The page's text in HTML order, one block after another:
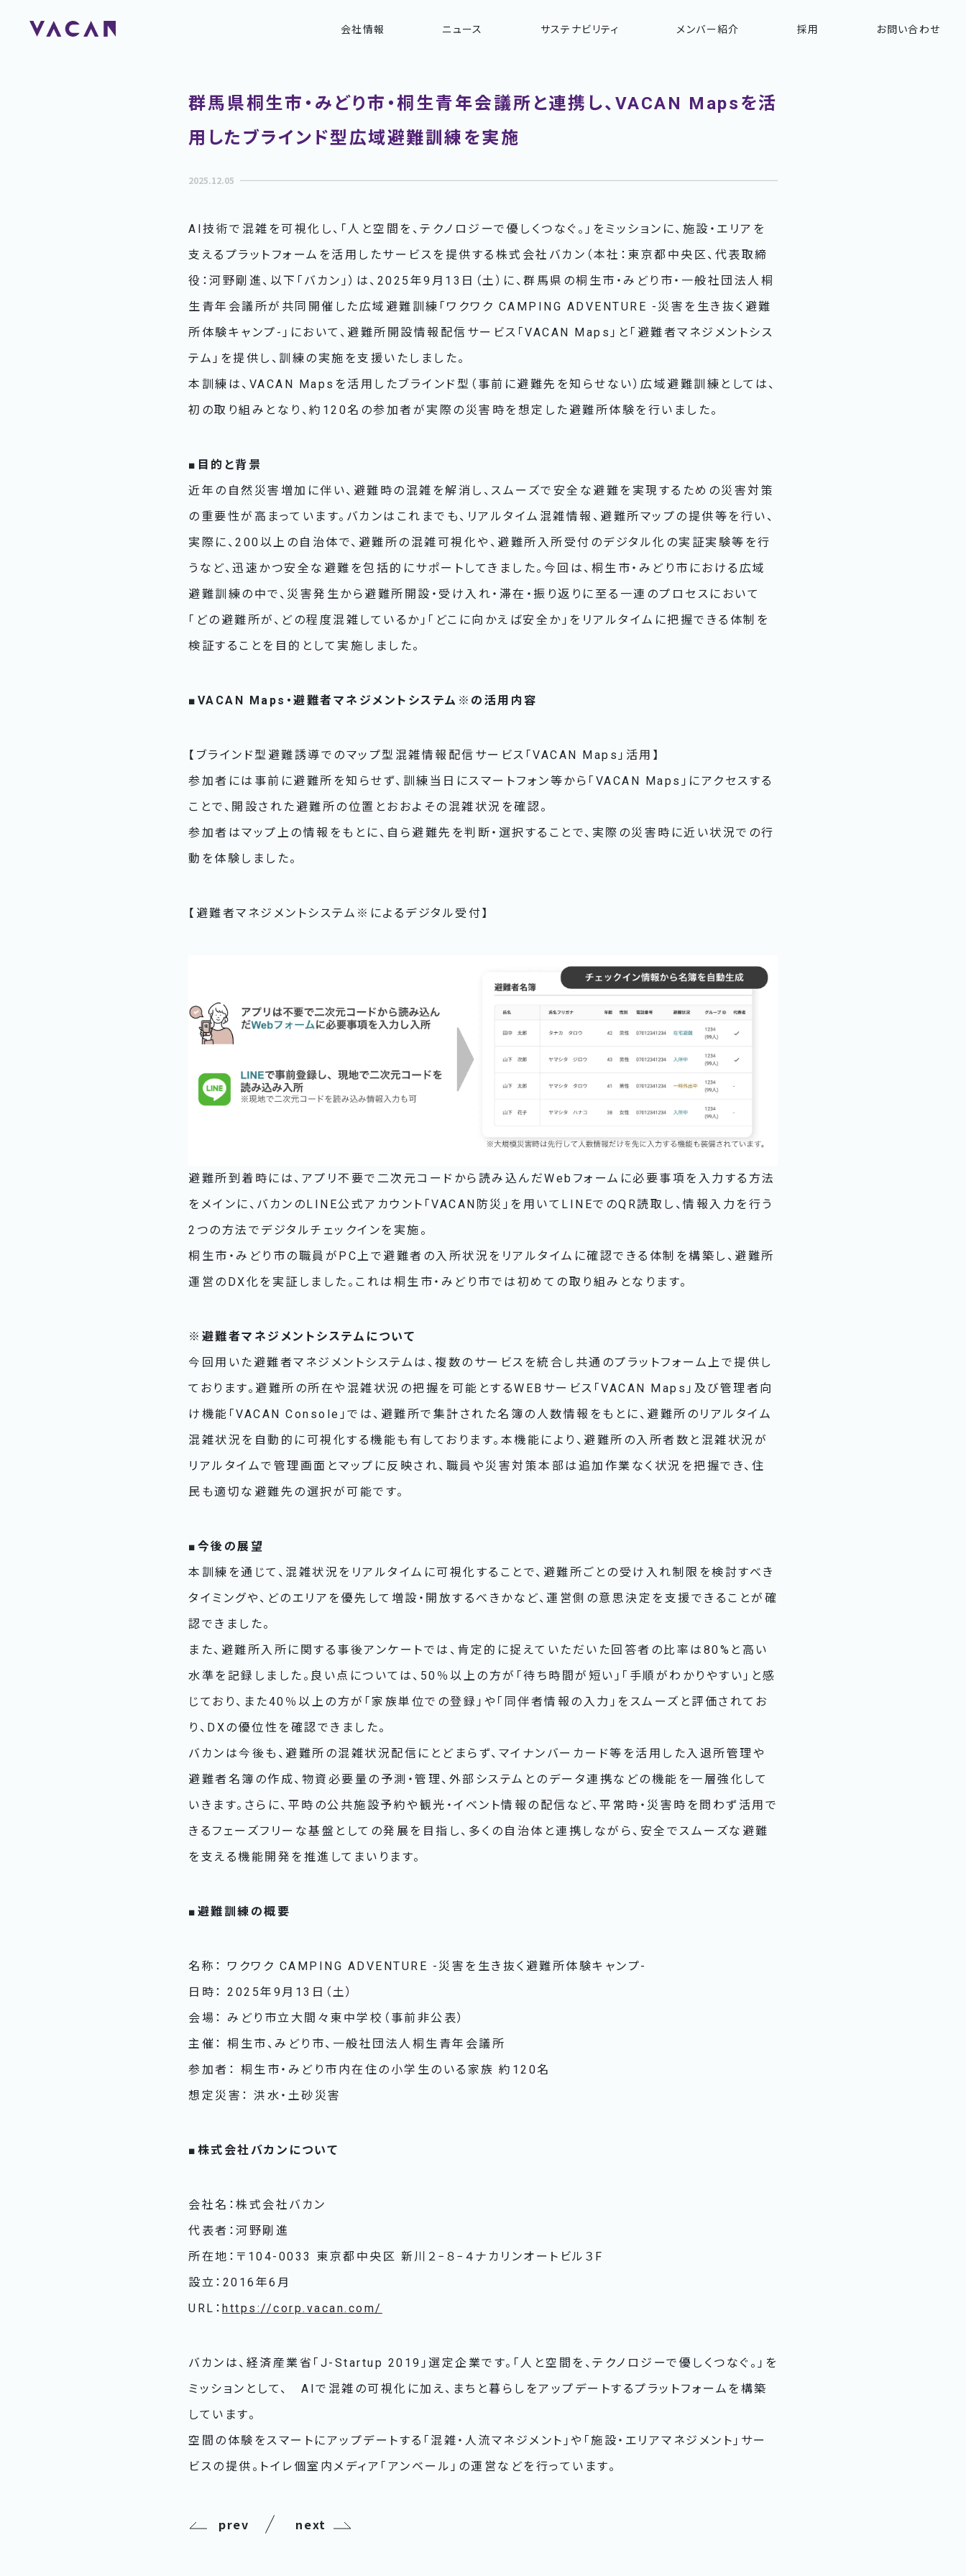
会社情報 ニュース サステナビリティ メンバー紹介 採用 お問い合わせ
群馬県桐生市・みどり市・桐生青年会議所と連携し、VACAN Mapsを活
用したブラインド型広域避難訓練を実施
2025.12.05
AI技術で混雑を可視化し、「人と空間を、テクノロジーで優しくつなぐ。」をミッションに、施設・エリアを
支えるプラットフォームを活用したサービスを提供する株式会社バカン（本社：東京都中央区、代表取締
役：河野剛進、以下「バカン」）は、2025年9月13日（土）に、群馬県の桐生市・みどり市・一般社団法人桐
生青年会議所が共同開催した広域避難訓練「ワクワク CAMPING ADVENTURE -災害を生き抜く避難
所体験キャンプ-」において、避難所開設情報配信サービス「VACAN Maps」と「避難者マネジメントシス
テム」を提供し、訓練の実施を支援いたしました。
本訓練は、VACAN Mapsを活用したブラインド型（事前に避難先を知らせない）広域避難訓練としては、
初の取り組みとなり、約120名の参加者が実際の災害時を想定した避難所体験を行いました。
■目的と背景
近年の自然災害増加に伴い、避難時の混雑を解消し、スムーズで安全な避難を実現するための災害対策
の重要性が高まっています。バカンはこれまでも、リアルタイム混雑情報、避難所マップの提供等を行い、
実際に、200以上の自治体で、避難所の混雑可視化や、避難所入所受付のデジタル化の実証実験等を行
うなど、迅速かつ安全な避難を包括的にサポートしてきました。今回は、桐生市・みどり市における広域
避難訓練の中で、災害発生から避難所開設・受け入れ・滞在・振り返りに至る一連のプロセスにおいて
「どの避難所が、どの程度混雑しているか」「どこに向かえば安全か」をリアルタイムに把握できる体制を
検証することを目的として実施しました。
■VACAN Maps・避難者マネジメントシステム※の活用内容
【ブラインド型避難誘導でのマップ型混雑情報配信サービス「VACAN Maps」活用】
参加者には事前に避難所を知らせず、訓練当日にスマートフォン等から「VACAN Maps」にアクセスする
ことで、開設された避難所の位置とおおよその混雑状況を確認。
参加者はマップ上の情報をもとに、自ら避難先を判断・選択することで、実際の災害時に近い状況での行
動を体験しました。
【避難者マネジメントシステム※によるデジタル受付】
避難所到着時には、アプリ不要で二次元コードから読み込んだWebフォームに必要事項を入力する方法
をメインに、バカンのLINE公式アカウント「VACAN防災」を用いてLINEでのQR読取し、情報入力を行う
2つの方法でデジタルチェックインを実施。
桐生市・みどり市の職員がPC上で避難者の入所状況をリアルタイムに確認できる体制を構築し、避難所
運営のDX化を実証しました。これは桐生市・みどり市では初めての取り組みとなります。
※避難者マネジメントシステムについて
今回用いた避難者マネジメントシステムは、複数のサービスを統合し共通のプラットフォーム上で提供し
ております。避難所の所在や混雑状況の把握を可能とするWEBサービス「VACAN Maps」及び管理者向
け機能「VACAN Console」では、避難所で集計された名簿の人数情報をもとに、避難所のリアルタイム
混雑状況を自動的に可視化する機能も有しております。本機能により、避難所の入所者数と混雑状況が
リアルタイムで管理画面とマップに反映され、職員や災害対策本部は追加作業なく状況を把握でき、住
民も適切な避難先の選択が可能です。
■今後の展望
本訓練を通じて、混雑状況をリアルタイムに可視化することで、避難所ごとの受け入れ制限を検討すべき
タイミングや、どのエリアを優先して増設・開放するべきかなど、運営側の意思決定を支援できることが確
認できました。
また、避難所入所に関する事後アンケートでは、肯定的に捉えていただいた回答者の比率は80%と高い
水準を記録しました。良い点については、50％以上の方が「待ち時間が短い」「手順がわかりやすい」と感
じており、また40％以上の方が「家族単位での登録」や「同伴者情報の入力」をスムーズと評価されてお
り、DXの優位性を確認できました。
バカンは今後も、避難所の混雑状況配信にとどまらず、マイナンバーカード等を活用した入退所管理や
避難者名簿の作成、物資必要量の予測・管理、外部システムとのデータ連携などの機能を一層強化して
いきます。さらに、平時の公共施設予約や観光・イベント情報の配信など、平常時・災害時を問わず活用で
きるフェーズフリーな基盤としての発展を目指し、多くの自治体と連携しながら、安全でスムーズな避難
を支える機能開発を推進してまいります。
■避難訓練の概要
名称： ワクワク CAMPING ADVENTURE -災害を生き抜く避難所体験キャンプ-
日時： 2025年9月13日（土）
会場： みどり市立大間々東中学校（事前非公表）
主催： 桐生市、みどり市、一般社団法人桐生青年会議所
参加者： 桐生市・みどり市内在住の小学生のいる家族 約120名
想定災害： 洪水・土砂災害
■株式会社バカンについて
会社名：株式会社バカン
代表者：河野剛進
所在地：〒104-0033 東京都中央区 新川２−８−４ナカリンオートビル３F
設立：2016年6月
URL： https://corp.vacan.com/
バカンは、経済産業省「J-Startup 2019」選定企業です。「人と空間を、テクノロジーで優しくつなぐ。」を
ミッションとして、 AIで混雑の可視化に加え、まちと暮らしをアップデートするプラットフォームを構築
しています。
空間の体験をスマートにアップデートする「混雑・人流マネジメント」や「施設・エリアマネジメント」サー
ビスの提供。トイレ個室内メディア「アンベール」の運営などを行っています。
prev next